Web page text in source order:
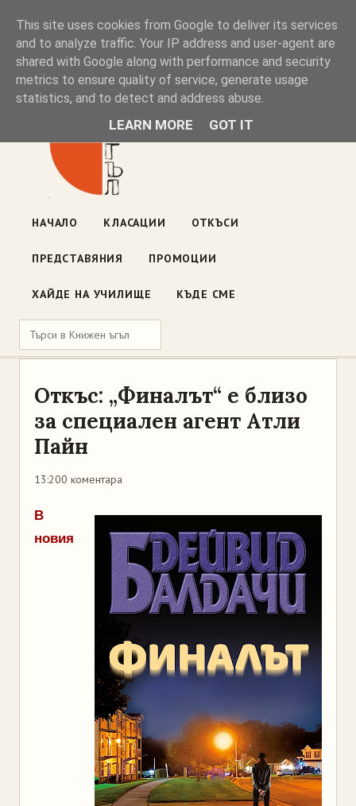
Книжен ъгъл
Блог на книжарницата — класации, откъси, нови книги
ул. „Оборище" 117, София· пон–пет 10:00–19:00 ·
НАЧАЛО КЛАСАЦИИ ОТКЪСИ
ПРЕДСТАВЯНИЯ ПРОМОЦИИ
ХАЙДЕ НА УЧИЛИЩЕ КЪДЕ СМЕ
Откъс: „Финалът“ е близо
за специален агент Атли
Пайн
13:200 коментара
В
новия
This site uses cookies from Google to deliver its services
and to analyze traffic. Your IP address and user-agent are
shared with Google along with performance and security
metrics to ensure quality of service, generate usage
statistics, and to detect and address abuse.
LEARN MORE GOT IT